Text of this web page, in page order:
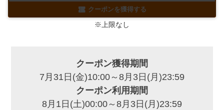
クーポンを獲得する
※上限なし
クーポン獲得期間
7月31日(金)10:00～8月3日(月)23:59
クーポン利用期間
8月1日(土)00:00～8月3日(月)23:59